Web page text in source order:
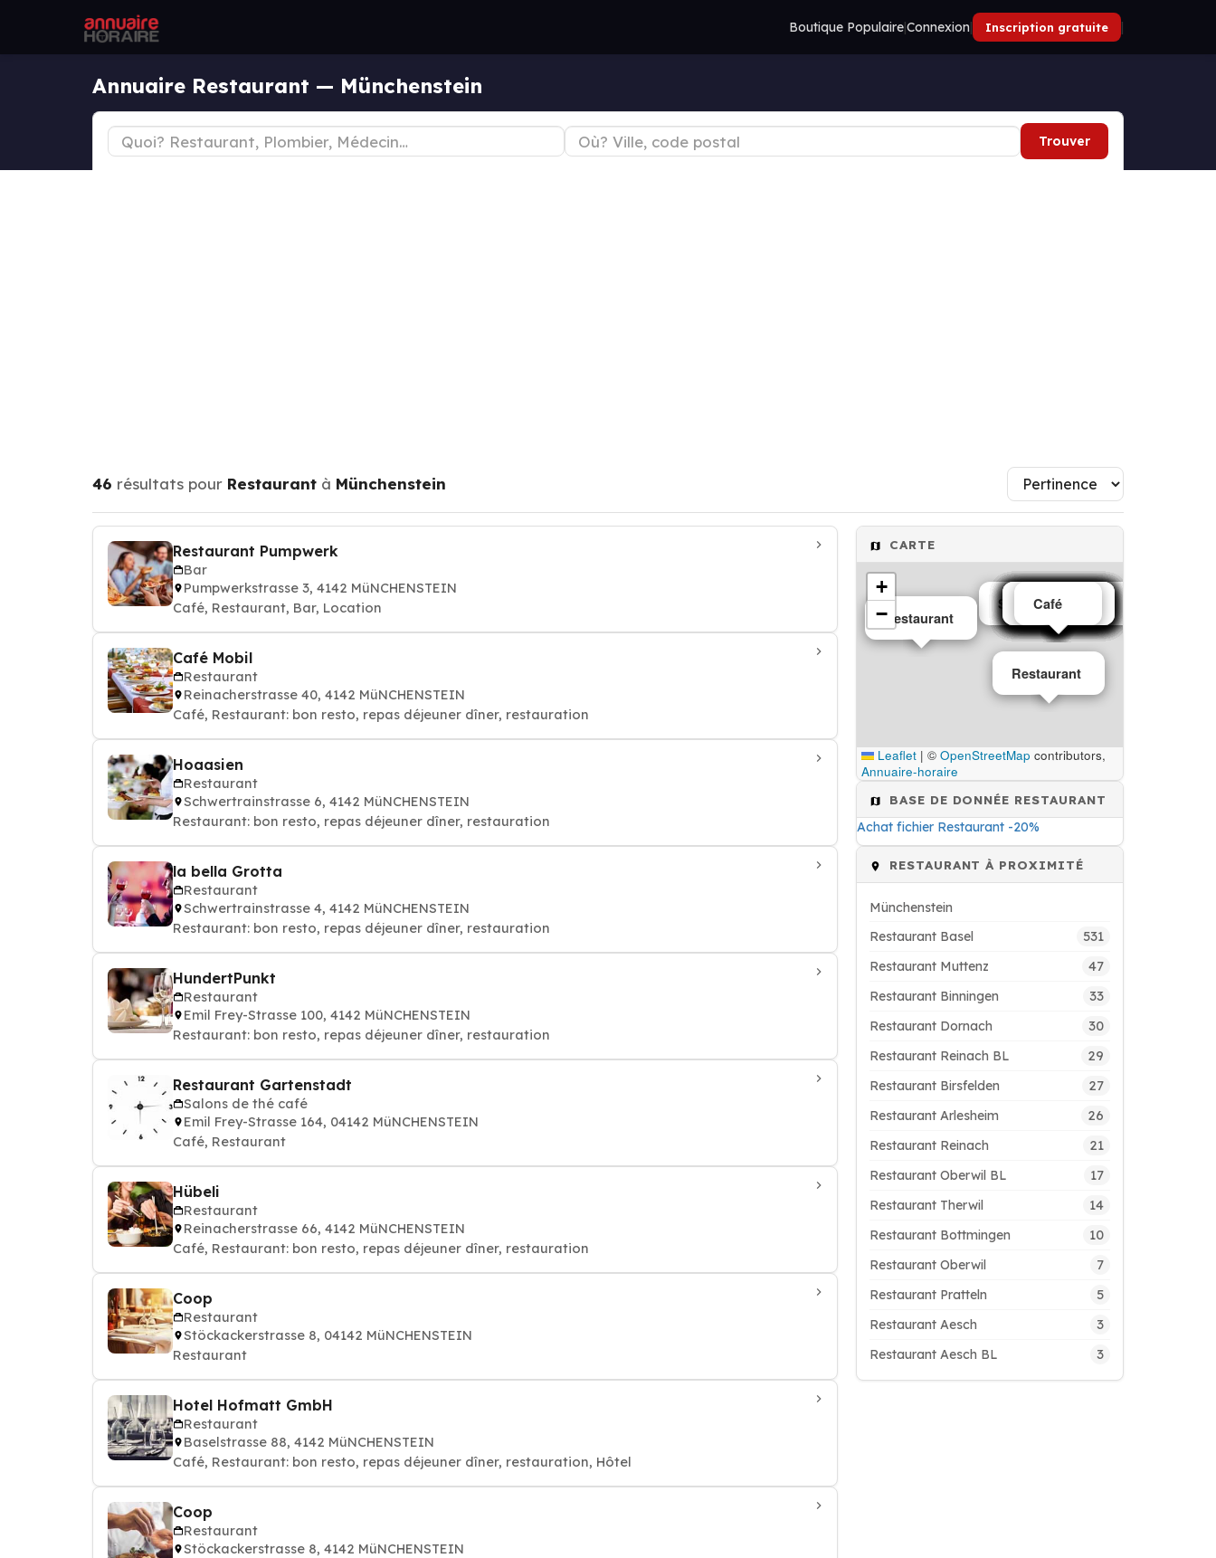
Boutique Populaire|Connexion| Inscription gratuite |
Annuaire Restaurant — Münchenstein
Trouver
46 résultats pour Restaurant à Münchenstein
Restaurant Pumpwerk
Bar
Pumpwerkstrasse 3, 4142 MüNCHENSTEIN
Café, Restaurant, Bar, Location
Café Mobil
Restaurant
Reinacherstrasse 40, 4142 MüNCHENSTEIN
Café, Restaurant: bon resto, repas déjeuner dîner, restauration
Hoaasien
Restaurant
Schwertrainstrasse 6, 4142 MüNCHENSTEIN
Restaurant: bon resto, repas déjeuner dîner, restauration
la bella Grotta
Restaurant
Schwertrainstrasse 4, 4142 MüNCHENSTEIN
Restaurant: bon resto, repas déjeuner dîner, restauration
HundertPunkt
Restaurant
Emil Frey-Strasse 100, 4142 MüNCHENSTEIN
Restaurant: bon resto, repas déjeuner dîner, restauration
Restaurant Gartenstadt
Salons de thé café
Emil Frey-Strasse 164, 04142 MüNCHENSTEIN
Café, Restaurant
Hübeli
Restaurant
Reinacherstrasse 66, 4142 MüNCHENSTEIN
Café, Restaurant: bon resto, repas déjeuner dîner, restauration
Coop
Restaurant
Stöckackerstrasse 8, 04142 MüNCHENSTEIN
Restaurant
Hotel Hofmatt GmbH
Restaurant
Baselstrasse 88, 4142 MüNCHENSTEIN
Café, Restaurant: bon resto, repas déjeuner dîner, restauration, Hôtel
Coop
Restaurant
Stöckackerstrasse 8, 4142 MüNCHENSTEIN
CARTE
Bar
Restaurant
Restaurant
Restaurant
Restaurant
Salons de thé café
Restaurant
Restaurant
Restaurant
Restaurant
Restaurant
Restaurant
Restaurant
Restaurant
Restaurant
Restaurant
Restaurant
Restaurant
Restaurant
Café
+
−
Leaflet | © OpenStreetMap contributors,
Annuaire-horaire
BASE DE DONNÉE RESTAURANT
Achat fichier Restaurant -20%
RESTAURANT À PROXIMITÉ
Münchenstein
Restaurant Basel
531
Restaurant Muttenz 47
Restaurant Binningen 33
Restaurant Dornach 30
Restaurant Reinach BL 29
Restaurant Birsfelden 27
Restaurant Arlesheim 26
Restaurant Reinach 21
Restaurant Oberwil BL 17
Restaurant Therwil 14
Restaurant Bottmingen 10
Restaurant Oberwil 7
Restaurant Pratteln 5
Restaurant Aesch 3
Restaurant Aesch BL 3